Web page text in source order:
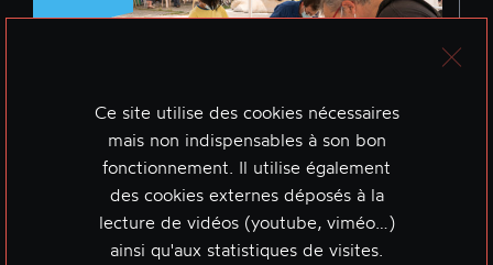
LES JEUDIS LIBRES
Ce site utilise des cookies nécessaires
mais non indispensables à son bon
fonctionnement. Il utilise également
des cookies externes déposés à la
lecture de vidéos (youtube, viméo…)
ainsi qu'aux statistiques de visites.